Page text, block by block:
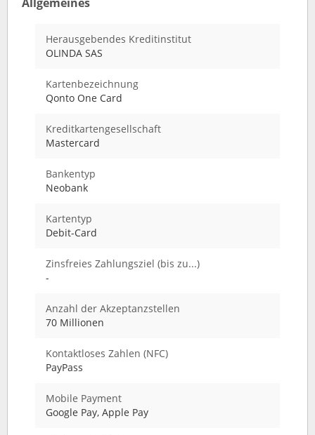
Herausgebendes Kreditinstitut
OLINDA SAS
Kartenbezeichnung
Qonto One Card
Kreditkartengesellschaft
Mastercard
Bankentyp
Neobank
Kartentyp
Debit-Card
Zinsfreies Zahlungsziel (bis zu...)
-
Anzahl der Akzeptanzstellen
70 Millionen
Kontaktloses Zahlen (NFC)
PayPass
Mobile Payment
Google Pay, Apple Pay